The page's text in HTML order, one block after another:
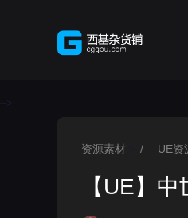
-->
资源素材 / UE资
【UE】